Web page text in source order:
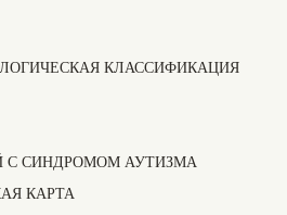
КЛАССИФИКАЦИЯ
С СИНДРОМОМ АУТИЗМА
КАРТА